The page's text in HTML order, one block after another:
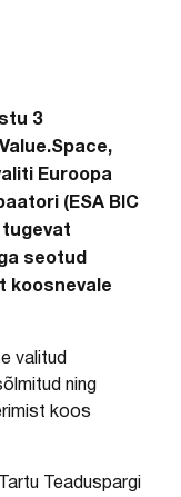
3
Euroopa
(ESA BIC
seotud
valitud
ning
koos
Teaduspargi